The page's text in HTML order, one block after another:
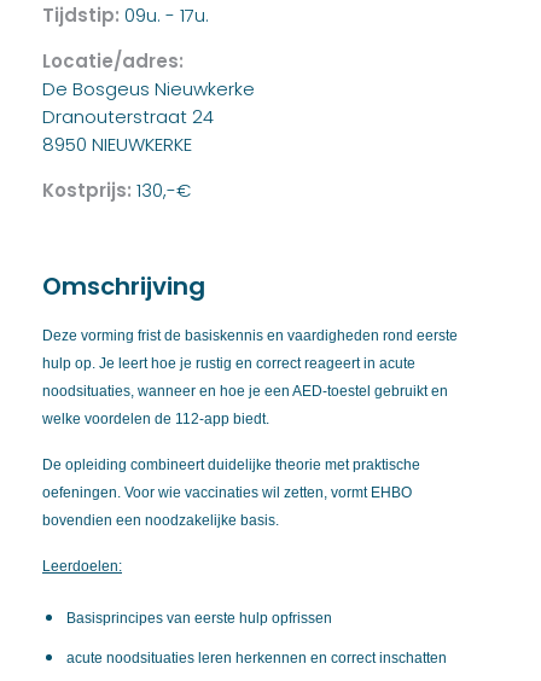
Tijdstip: 09u. - 17u.
Locatie/adres:
De Bosgeus Nieuwkerke
Dranouterstraat 24
8950 NIEUWKERKE
Kostprijs: 130,-€
Omschrijving
Deze vorming frist de basiskennis en vaardigheden rond eerste
hulp op. Je leert hoe je rustig en correct reageert in acute
noodsituaties, wanneer en hoe je een AED-toestel gebruikt en
welke voordelen de 112-app biedt.
De opleiding combineert duidelijke theorie met praktische
oefeningen. Voor wie vaccinaties wil zetten, vormt EHBO
bovendien een noodzakelijke basis.
Leerdoelen:
Basisprincipes van eerste hulp opfrissen
acute noodsituaties leren herkennen en correct inschatten